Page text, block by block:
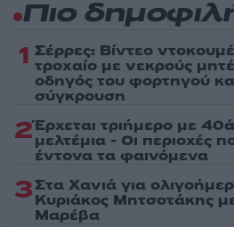
Πιο
1 Σέρρες: Βίντεο
τροχαίο με νεκρούς
οδηγός του φορτηγού
σύγκρουση
2Έρχεται τριήμερο με
μελτέμια - Οι περιοχές
έντονα τα φαινόμενα
3Στα Χανιά για
Κυριάκος Μητσοτάκης
Μαρέβα